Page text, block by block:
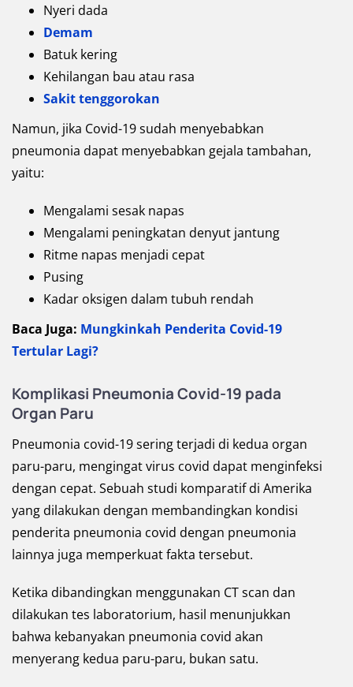
Nyeri dada
Demam
Batuk kering
Kehilangan bau atau rasa
Sakit tenggorokan
Namun, jika Covid-19 sudah menyebabkan
pneumonia dapat menyebabkan gejala tambahan,
yaitu:
Mengalami sesak napas
Mengalami peningkatan denyut jantung
Ritme napas menjadi cepat
Pusing
Kadar oksigen dalam tubuh rendah
Baca Juga: Mungkinkah Penderita Covid-19
Tertular Lagi?
Komplikasi Pneumonia Covid-19 pada
Organ Paru
Pneumonia covid-19 sering terjadi di kedua organ
paru-paru, mengingat virus covid dapat menginfeksi
dengan cepat. Sebuah studi komparatif di Amerika
yang dilakukan dengan membandingkan kondisi
penderita pneumonia covid dengan pneumonia
lainnya juga memperkuat fakta tersebut.
Ketika dibandingkan menggunakan CT scan dan
dilakukan tes laboratorium, hasil menunjukkan
bahwa kebanyakan pneumonia covid akan
menyerang kedua paru-paru, bukan satu.